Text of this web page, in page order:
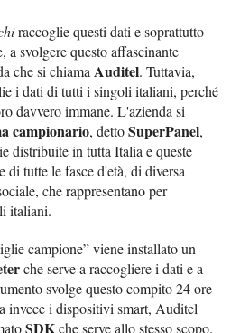
raccoglie questi dati e soprattutto
a svolgere questo affascinante
che si chiama Auditel. Tuttavia,
i dati di tutti i singoli italiani, perché
davvero immane. L'azienda si
campionario, dettoSuperPanel,
distribuite in tutta Italia e queste
di tutte le fasce d'età, di diversa
che rappresentano per
italiani.
campione” viene installato un
che serve a raccogliere i dati e a
svolge questo compito 24 ore
invece i dispositivi smart, Auditel
SDKche serve allo stesso scopo.